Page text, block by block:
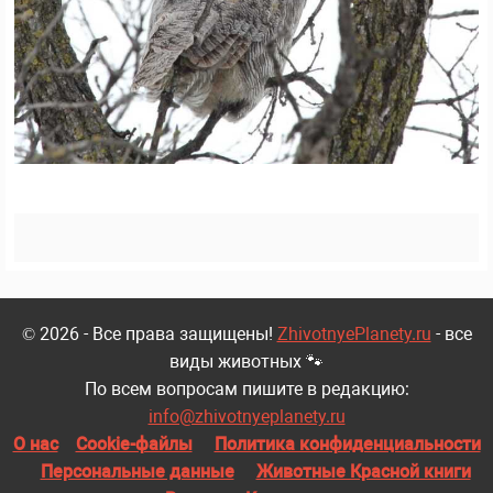
© 2026 - Все права защищены! ZhivotnyePlanety.ru - все
виды животных 🐾
По всем вопросам пишите в редакцию:
info@zhivotnyeplanety.ru
О нас
Cookie-файлы
Политика конфиденциальности
Персональные данные
Животные Красной книги